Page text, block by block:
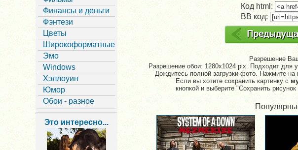
Финансы и деньги
Фэнтези
Цветы
Широкоформатные
Эмо
Windows
Хэллоуин
Юмор
Обои - разное
Это интересно...
Код html:
BB код:
Разрешение
Разрешение обои: 1280x1024 pix. Подходит для
Дождитесь полной загрузки фото. Нажмите
Если вы хотите сохранить картинку с
кнопкой и выберите "Сохранить